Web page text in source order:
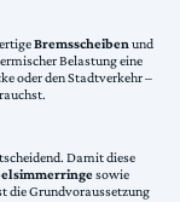
Bremsscheiben und
Belastung eine
oder den Stadtverkehr –
Damit diese
sowie
die Grundvoraussetzung